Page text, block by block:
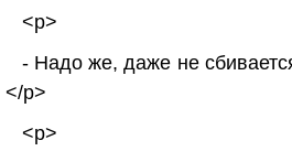
<p>
- Надо же, даже не
</p>
<p>